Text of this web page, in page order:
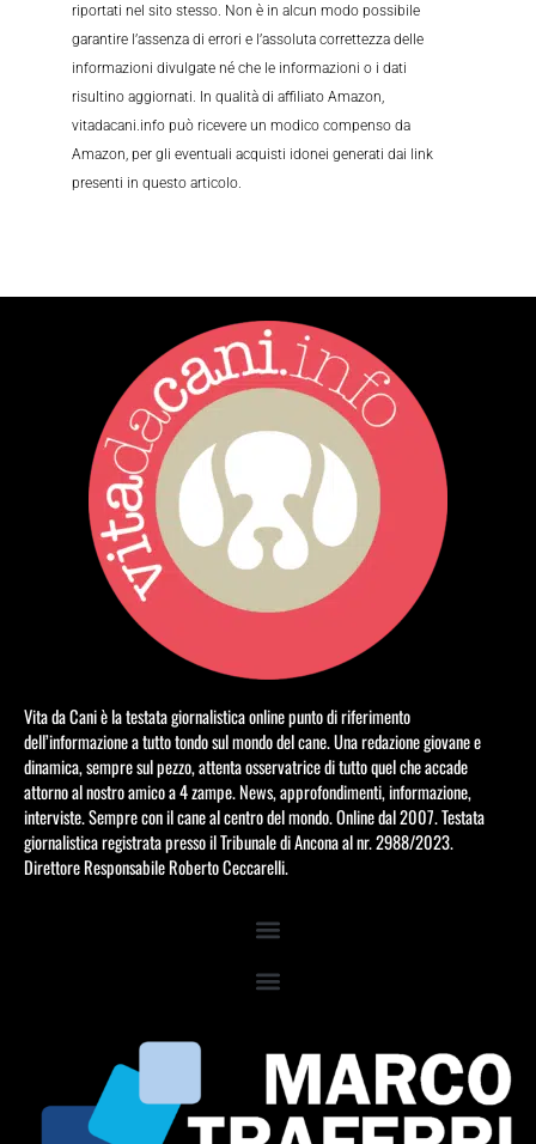
riportati nel sito stesso. Non è in alcun modo possibile
garantire l’assenza di errori e l’assoluta correttezza delle
informazioni divulgate né che le informazioni o i dati
risultino aggiornati. In qualità di affiliato Amazon,
vitadacani.info può ricevere un modico compenso da
Amazon, per gli eventuali acquisti idonei generati dai link
presenti in questo articolo.
Vita da Cani è la testata giornalistica online punto di riferimento
dell’informazione a tutto tondo sul mondo del cane. Una redazione giovane e
dinamica, sempre sul pezzo, attenta osservatrice di tutto quel che accade
attorno al nostro amico a 4 zampe. News, approfondimenti, informazione,
interviste. Sempre con il cane al centro del mondo. Online dal 2007. Testata
giornalistica registrata presso il Tribunale di Ancona al nr. 2988/2023.
Direttore Responsabile Roberto Ceccarelli.